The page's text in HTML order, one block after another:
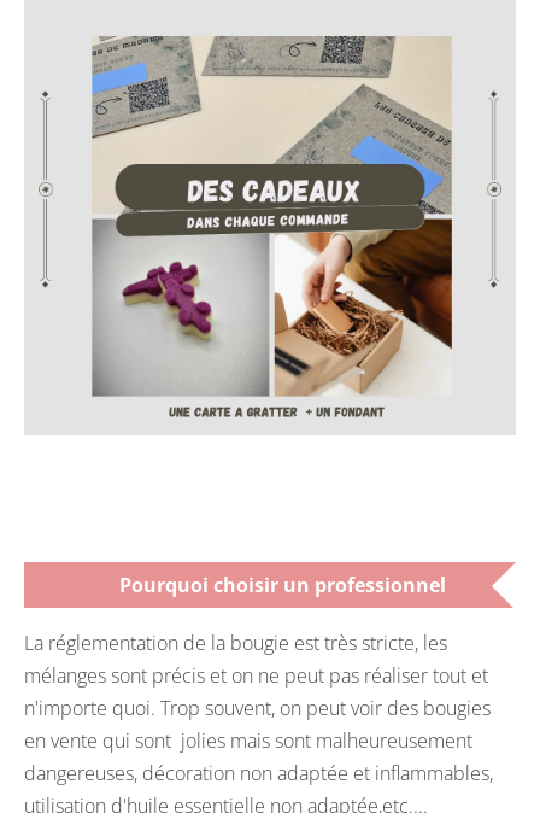
Pourquoi choisir un professionnel
La réglementation de la bougie est très stricte, les
mélanges sont précis et on ne peut pas réaliser tout et
n'importe quoi. Trop souvent, on peut voir des bougies
en vente qui sont jolies mais sont malheureusement
dangereuses, décoration non adaptée et inflammables,
utilisation d'huile essentielle non adaptée,etc....